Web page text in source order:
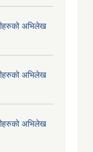
अभिलेख
अभिलेख
अभिलेख